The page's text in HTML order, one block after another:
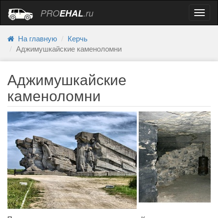
PROEHAL.ru
На главную
Керчь
Аджимушкайские каменоломни
Аджимушкайские
каменоломни